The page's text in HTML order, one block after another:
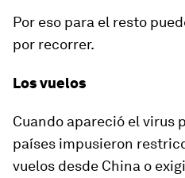
Por eso para el resto
por recorrer.
Los vuelos
Cuando apareció el virus
países impusieron
vuelos desde China o